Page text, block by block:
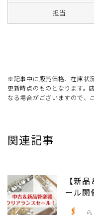
担当
※記事中に販売価格、在庫状
更新時点のものとなります。
なる場合がございますので、
関連記事
【新
ール開